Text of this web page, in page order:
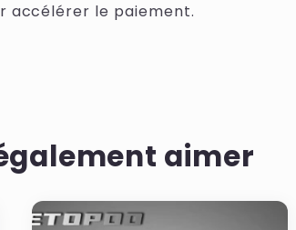
accélérer le paiement.
aimer